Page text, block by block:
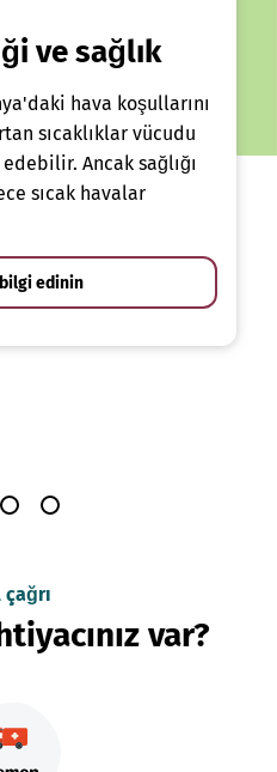
ve sağlık
hava koşullarını
sıcaklıklar vücudu
Ancak sağlığı
sıcak havalar
bilgi edinin
var?